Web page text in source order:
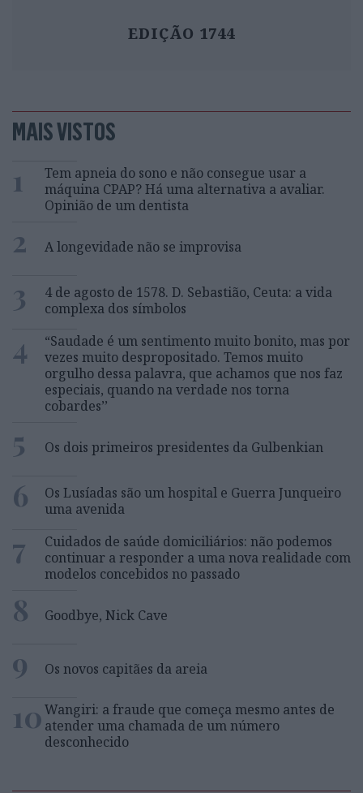
EDIÇÃO 1744
MAIS VISTOS
1
Tem apneia do sono e não consegue usar a
máquina CPAP? Há uma alternativa a avaliar.
Opinião de um dentista
2 A longevidade não se improvisa
3
4 de agosto de 1578. D. Sebastião, Ceuta: a vida
complexa dos símbolos
4
“Saudade é um sentimento muito bonito, mas por
vezes muito despropositado. Temos muito
orgulho dessa palavra, que achamos que nos faz
especiais, quando na verdade nos torna
cobardes’’
5 Os dois primeiros presidentes da Gulbenkian
6
Os Lusíadas são um hospital e Guerra Junqueiro
uma avenida
7
Cuidados de saúde domiciliários: não podemos
continuar a responder a uma nova realidade com
modelos concebidos no passado
8 Goodbye, Nick Cave
9 Os novos capitães da areia
10Wangiri: a fraude que começa mesmo antes de
atender uma chamada de um número
desconhecido